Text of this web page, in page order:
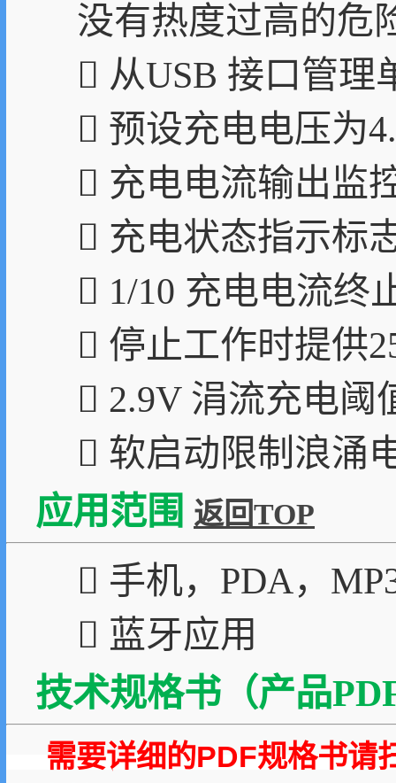
没有热度过高的危
 从USB 接口管理
 预设充电电压为
 充电电流输出监
 充电状态指示标
 1/10 充电电流终
 停止工作时提供
 2.9V 涓流充电阈
 软启动限制浪涌
应用范围 返回TOP
 手机，PDA，
 蓝牙应用
技术规格书（产品
需要详细的PDF规格书请